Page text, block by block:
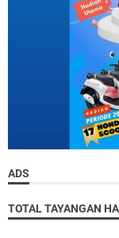
ADS
TOTAL TAYANGAN